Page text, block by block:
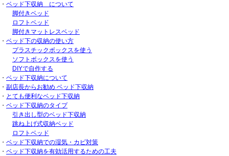
・ ベッド下収納 について
脚付きベッド
ロフトベッド
脚付きマットレスベッド
・ ベッド下の収納の使い方
プラスチックボックスを使う
ソフトボックスを使う
DIYで自作する
・ ベッド下収納について
・ 副店長からお勧め ベッド下収納
・ とても便利なベッド下収納
・ ベッド下収納のタイプ
引き出し型のベッド下収納
跳ね上げ式収納ベッド
ロフトベッド
・ ベッド下収納での湿気・カビ対策
・ ベッド下収納を有効活用するための工夫